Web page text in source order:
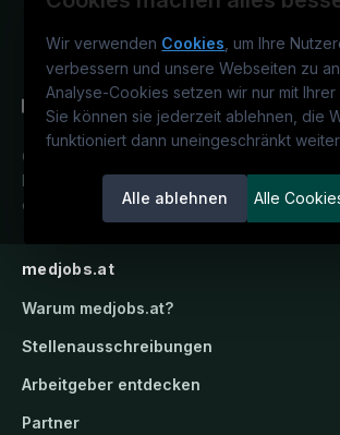
Wir verwenden Cookies , um Ihre
verbessern und unsere Webseiten zu
Analyse-Cookies setzen wir nur mit Ihrer
Sie können sie jederzeit ablehnen, die
funktioniert dann uneingeschränkt weiter
Alle ablehnen Alle
Österreichs medizinisches
Karriereportal.Ein Service der
candidatis GmbH.
medjobs.at
Warum medjobs.at?
Stellenausschreibungen
Arbeitgeber entdecken
Partner